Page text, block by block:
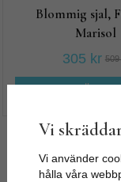
Blommig sjal,
Marisol
305 kr
Vi
Vi använder
hålla våra